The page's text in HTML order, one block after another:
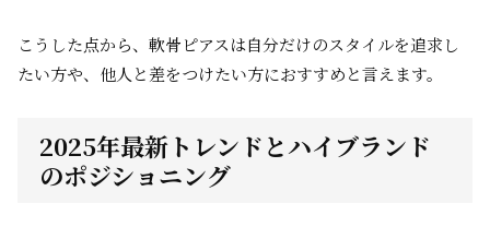
こうした点から、軟骨ピアスは自分だけのスタイルを追求し
たい方や、他人と差をつけたい方におすすめと言えます。
2025年最新トレンドとハイブランド
のポジショニング